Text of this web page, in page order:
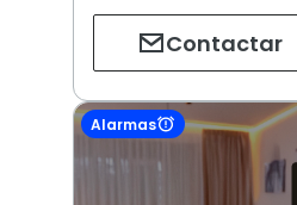
Contactar
Alarmas